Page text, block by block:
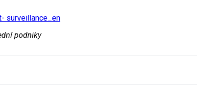
surveillance_en
podniky